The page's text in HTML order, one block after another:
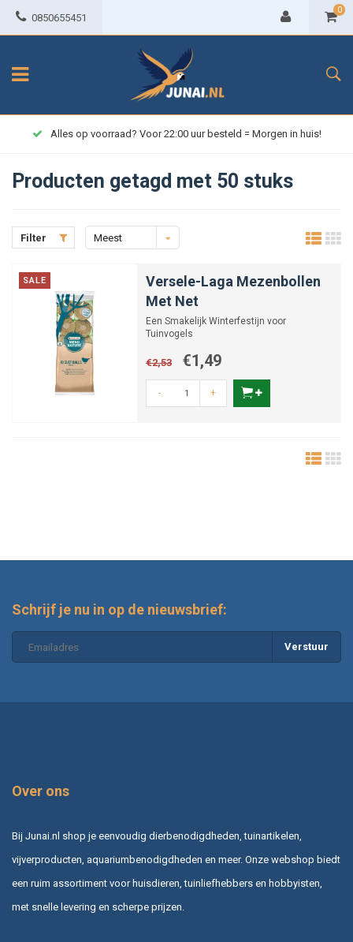
0850655451
0
Alles op voorraad? Voor 22:00 uur besteld = Morgen in huis!
Producten getagd met 50 stuks
Filter
Meest
SALE
Versele-Laga Mezenbollen
Met Net
Een Smakelijk Winterfestijn voor
Tuinvogels
€2,53 €1,49
- +
Schrijf je nu in op de nieuwsbrief:
Verstuur
Over ons
Bij Junai.nl shop je eenvoudig dierbenodigdheden, tuinartikelen,
vijverproducten, aquariumbenodigdheden en meer. Onze webshop biedt
een ruim assortiment voor huisdieren, tuinliefhebbers en hobbyisten,
met snelle levering en scherpe prijzen.